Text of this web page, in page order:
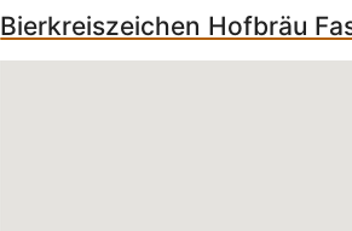
Bierkreiszeichen Hofbräu